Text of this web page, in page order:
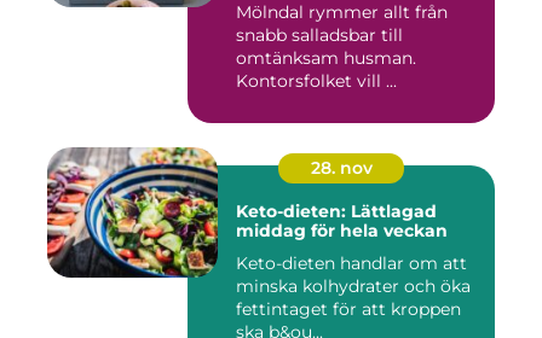
Mölndal rymmer allt från
snabb salladsbar till
omtänksam husman.
Kontorsfolket vill ...
28. nov
Keto-dieten: Lättlagad
middag för hela veckan
Keto-dieten handlar om att
minska kolhydrater och öka
fettintaget för att kroppen
ska b&ou...